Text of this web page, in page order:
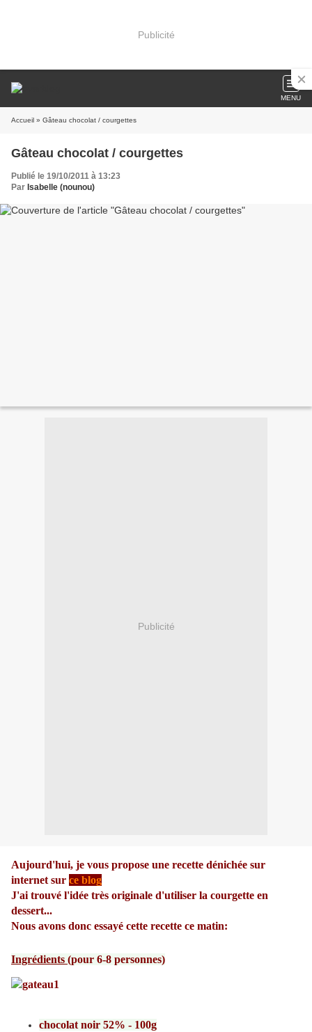
Publicité
MENU
Accueil » Gâteau chocolat / courgettes
Gâteau chocolat / courgettes
Publié le 19/10/2011 à 13:23
Par Isabelle (nounou)
Publicité
Aujourd'hui, je vous propose une recette dénichée sur
internet sur ce blog
J'ai trouvé l'idée très originale d'utiliser la courgette en
dessert...
Nous avons donc essayé cette recette ce matin:
Ingrédients (pour 6-8 personnes)
chocolat noir 52% - 100g